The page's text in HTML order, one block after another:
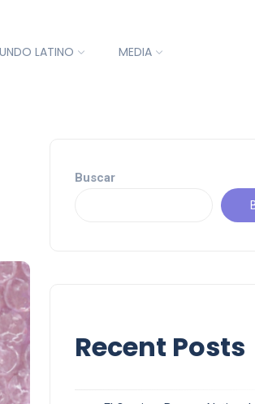
LATINO MEDIA
Buscar
Recent Posts